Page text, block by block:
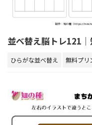
並べ替え脳トレ121
ひらがな並べ替え 無料プリ